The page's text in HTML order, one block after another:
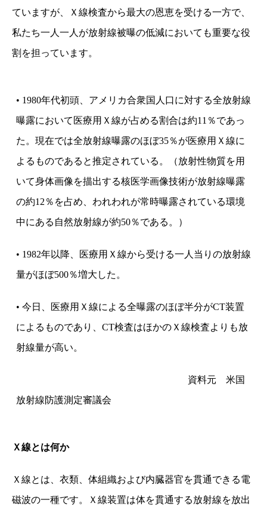
ていますが、Ｘ線検査から最大の恩恵を受ける一方で、
私たち一人一人が放射線被曝の低減においても重要な役
割を担っています。
• 1980年代初頭、アメリカ合衆国人口に対する全放射線
曝露において医療用Ｘ線が占める割合は約11％であっ
た。現在では全放射線曝露のほぼ35％が医療用Ｘ線に
よるものであると推定されている。（放射性物質を用
いて身体画像を描出する核医学画像技術が放射線曝露
の約12％を占め、われわれが常時曝露されている環境
中にある自然放射線が約50％である。）
• 1982年以降、医療用Ｘ線から受ける一人当りの放射線
量がほぼ500％増大した。
• 今日、医療用Ｘ線による全曝露のほぼ半分がCT装置
によるものであり、CT検査はほかのＸ線検査よりも放
射線量が高い。
資料元 米国
放射線防護測定審議会
Ｘ線とは何か
Ｘ線とは、衣類、体組織および内臓器官を貫通できる電
磁波の一種です。Ｘ線装置は体を貫通する放射線を放出